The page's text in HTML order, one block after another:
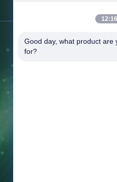
cycle
slim
certified
85kg)
주소: 3층, 빌딩
Good day, what product are
for?